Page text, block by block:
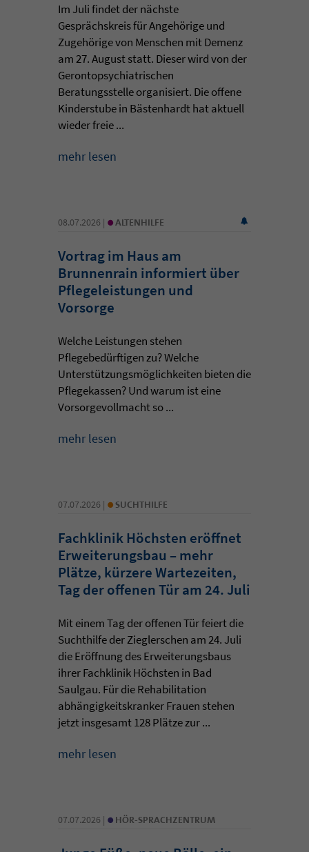
Im Juli findet der nächste
Gesprächskreis für Angehörige und
Zugehörige von Menschen mit Demenz
am 27. August statt. Dieser wird von der
Gerontopsychiatrischen
Beratungsstelle organisiert. Die offene
Kinderstube in Bästenhardt hat aktuell
wieder freie ...
mehr lesen
08.07.2026 | • ALTENHILFE
Vortrag im Haus am
Brunnenrain informiert über
Pflegeleistungen und
Vorsorge
Welche Leistungen stehen
Pflegebedürftigen zu? Welche
Unterstützungsmöglichkeiten bieten die
Pflegekassen? Und warum ist eine
Vorsorgevollmacht so ...
mehr lesen
07.07.2026 | • SUCHTHILFE
Fachklinik Höchsten eröffnet
Erweiterungsbau – mehr
Plätze, kürzere Wartezeiten,
Tag der offenen Tür am 24. Juli
Mit einem Tag der offenen Tür feiert die
Suchthilfe der Zieglerschen am 24. Juli
die Eröffnung des Erweiterungsbaus
ihrer Fachklinik Höchsten in Bad
Saulgau. Für die Rehabilitation
abhängigkeitskranker Frauen stehen
jetzt insgesamt 128 Plätze zur ...
mehr lesen
07.07.2026 | • HÖR-SPRACHZENTRUM